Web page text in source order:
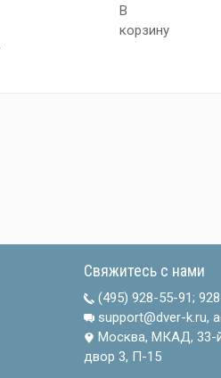
В
корзину
Свяжитесь с нами
(495) 928-55-91;
support@dver-k.ru,
Москва, МКАД, 33-
двор 3, П-15